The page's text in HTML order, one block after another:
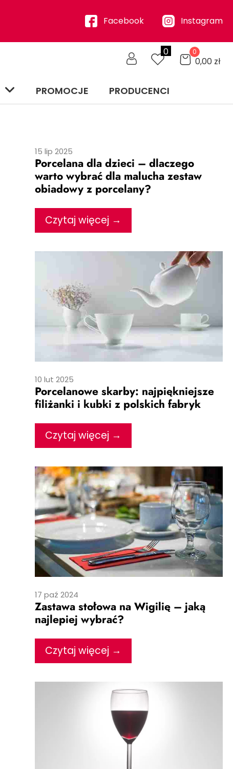
Facebook Instagram
0 0
0,00 zł
PROMOCJE PRODUCENCI
Ostatnie wpisy
15 lip 2025
Porcelana dla dzieci – dlaczego
warto wybrać dla malucha zestaw
obiadowy z porcelany?
Czytaj więcej →
10 lut 2025
Porcelanowe skarby: najpiękniejsze
filiżanki i kubki z polskich fabryk
Czytaj więcej →
17 paź 2024
Zastawa stołowa na Wigilię – jaką
najlepiej wybrać?
Czytaj więcej →